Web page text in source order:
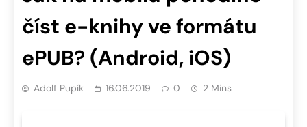
číst e-knihy ve formátu
ePUB? (Android, iOS)
Adolf Pupík 16.06.2019 0 2 Mins